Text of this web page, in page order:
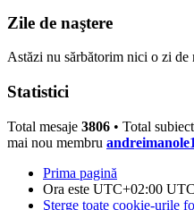
Zile de naştere
Astăzi nu sărbătorim nici o zi de
Statistici
Total mesaje 3806 • Total
mai nou membru
Prima pagină
Ora este UTC+02:00
Şterge toate cookie-urile